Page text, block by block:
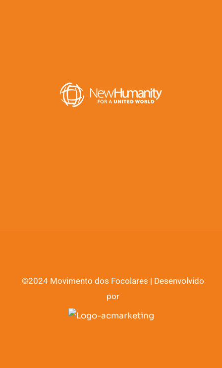
©2024 Movimento dos Focolares | Desenvolvido
por